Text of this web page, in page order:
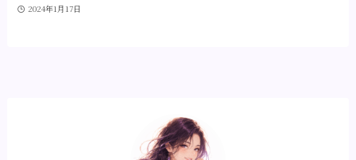
2024年1月17日